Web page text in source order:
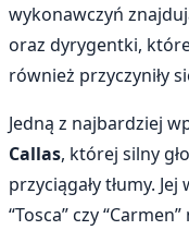
wykonawczyń
oraz dyrygentki,
również przyczyniły
Jedną z najbardziej
Callas, której silny
przyciągały tłumy.
“Tosca” czy